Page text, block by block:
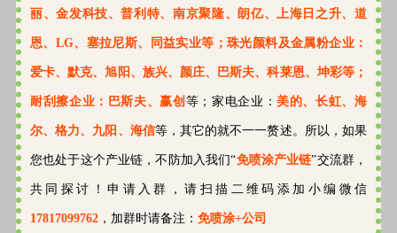
丽、金发科技、普利特、南京聚隆、朗亿、上海日之升、道
恩、LG、塞拉尼斯、同益实业等；珠光颜料及金属粉企业：
爱卡、默克、旭阳、族兴、颜庄、巴斯夫、科莱恩、坤彩等；
耐刮擦企业：巴斯夫、赢创 等；家电企业：美的、长虹、海
尔、格力、九阳、海信等，其它的就不一一赘述。所以，如果
您也处于这个产业链，不防加入我们“免喷涂产业链”交流群，
共同探讨！申请入群，请扫描二维码添加小编微信
17817099762 ，加群时请备注： 免喷涂+公司